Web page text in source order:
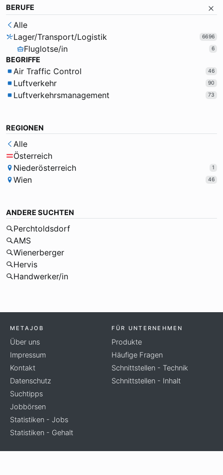
BERUFE
Alle
Lager/Transport/Logistik
6696
Fluglotse/in 6
BEGRIFFE
Air Traffic Control 46
Luftverkehr 90
Luftverkehrsmanagement 73
REGIONEN
Alle
Österreich
Niederösterreich
1
Wien 46
ANDERE SUCHTEN
Perchtoldsdorf
AMS
Wienerberger
Hervis
Handwerker/in
METAJOB
Über uns
Impressum
Kontakt
Datenschutz
Suchtipps
Jobbörsen
Statistiken - Jobs
Statistiken - Gehalt
FÜR UNTERNEHMEN
Produkte
Häufige Fragen
Schnittstellen - Technik
Schnittstellen - Inhalt